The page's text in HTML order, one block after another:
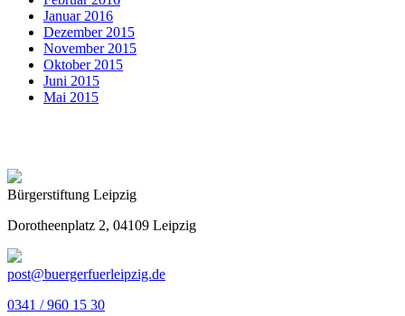
Januar 2016
Dezember 2015
November 2015
Oktober 2015
Juni 2015
Mai 2015
Bürgerstiftung Leipzig
Dorotheenplatz 2, 04109 Leipzig
post@buergerfuerleipzig.de
0341 / 960 15 30